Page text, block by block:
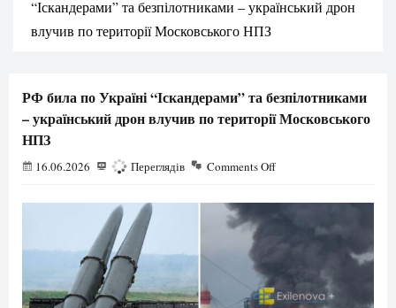
“Іскандерами” та безпілотниками – український дрон
влучив по території Московського НПЗ
РФ била по Україні “Іскандерами” та безпілотниками
– український дрон влучив по території Московського
НПЗ
16.06.2026 198 Переглядів Comments Off